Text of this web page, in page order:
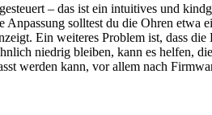
– das ist ein intuitives und
solltest du die Ohren
Ein weiteres Problem ist, dass
niedrig bleiben, kann es helfen,
werden kann, vor allem nach